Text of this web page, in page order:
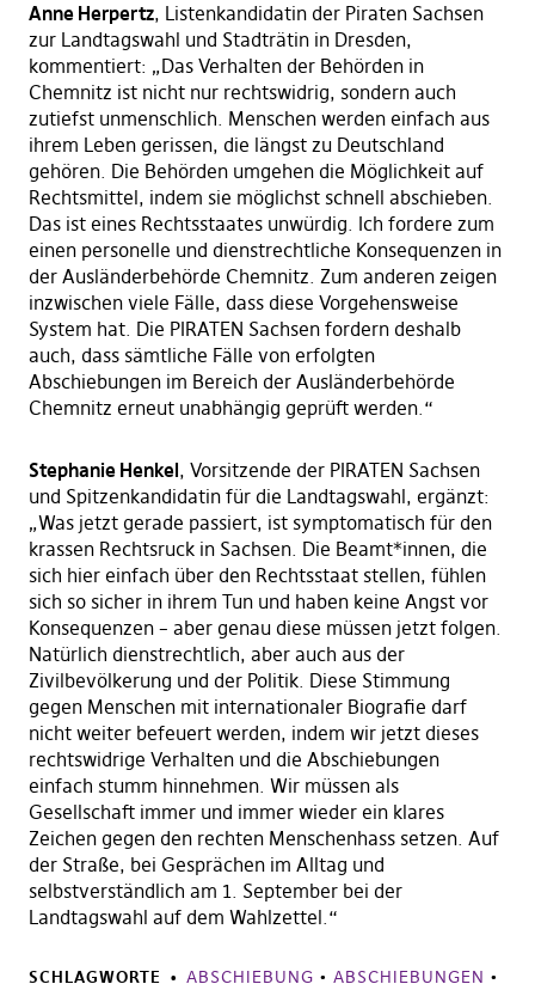
Anne Herpertz, Listenkandidatin der Piraten Sachsen
zur Landtagswahl und Stadträtin in Dresden,
kommentiert: „Das Verhalten der Behörden in
Chemnitz ist nicht nur rechtswidrig, sondern auch
zutiefst unmenschlich. Menschen werden einfach aus
ihrem Leben gerissen, die längst zu Deutschland
gehören. Die Behörden umgehen die Möglichkeit auf
Rechtsmittel, indem sie möglichst schnell abschieben.
Das ist eines Rechtsstaates unwürdig. Ich fordere zum
einen personelle und dienstrechtliche Konsequenzen in
der Ausländerbehörde Chemnitz. Zum anderen zeigen
inzwischen viele Fälle, dass diese Vorgehensweise
System hat. Die PIRATEN Sachsen fordern deshalb
auch, dass sämtliche Fälle von erfolgten
Abschiebungen im Bereich der Ausländerbehörde
Chemnitz erneut unabhängig geprüft werden.“
Stephanie Henkel, Vorsitzende der PIRATEN Sachsen
und Spitzenkandidatin für die Landtagswahl, ergänzt:
„Was jetzt gerade passiert, ist symptomatisch für den
krassen Rechtsruck in Sachsen. Die Beamt*innen, die
sich hier einfach über den Rechtsstaat stellen, fühlen
sich so sicher in ihrem Tun und haben keine Angst vor
Konsequenzen – aber genau diese müssen jetzt folgen.
Natürlich dienstrechtlich, aber auch aus der
Zivilbevölkerung und der Politik. Diese Stimmung
gegen Menschen mit internationaler Biografie darf
nicht weiter befeuert werden, indem wir jetzt dieses
rechtswidrige Verhalten und die Abschiebungen
einfach stumm hinnehmen. Wir müssen als
Gesellschaft immer und immer wieder ein klares
Zeichen gegen den rechten Menschenhass setzen. Auf
der Straße, bei Gesprächen im Alltag und
selbstverständlich am 1. September bei der
Landtagswahl auf dem Wahlzettel.“
SCHLAGWORTE ABSCHIEBUNG • ABSCHIEBUNGEN •